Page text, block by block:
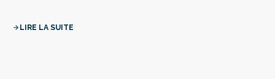
arrow_forward LIRE LA SUITE